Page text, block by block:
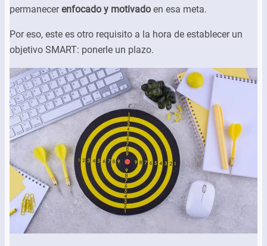
permanecerenfocado y motivado en esa meta.
Por eso, este es otro requisito a la hora de establecer un
objetivo SMART: ponerle un plazo.